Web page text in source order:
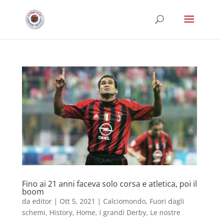
Fino ai 21 anni faceva solo corsa e atletica, poi il
boom
da editor| Ott 5, 2021 | Calciomondo, Fuori dagli
schemi, History, Home, I grandi Derby, Le nostre